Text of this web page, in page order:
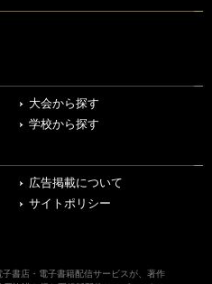
大会から探す
学校から探す
広告掲載について
サイトポリシー
書店・電子書籍配信サービスが、著作